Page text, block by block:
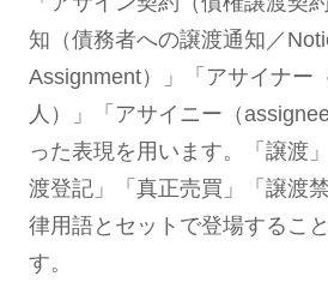
知（債務者への譲渡通知／
Assignment）」「アサイナー
人）」「アサイニー（
った表現を用います。「譲渡
渡登記」「真正売買」「譲渡
律用語とセットで登場するこ
す。